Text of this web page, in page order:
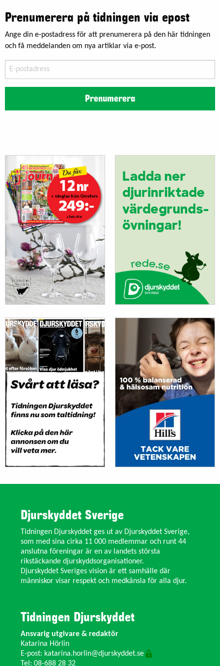
Prenumerera på tidningen via epost
Ange din e-postadress för att prenumerera på den här tidningen
och få meddelanden om nya artiklar via e-post.
postadress
Prenumerera
Djurskyddet Sverige
Tidningen Djurskyddet ges ut av Djurskyddet Sverige,
som med sina cirka 11 000 medlemmar och runt 44
anslutna föreningar är en av landets största
rikstäckande djurskyddsorganisationer.
Djurskyddet Sveriges vision är ett samhälle där
människor visar respekt och medkänsla för alla djur.
Tidningen Djurskyddet
Ansvarig utgivare & redaktör
Katarina Hörlin
E-post: katarina.horlin@djurskyddet.se
Tel: 08-688 28 32